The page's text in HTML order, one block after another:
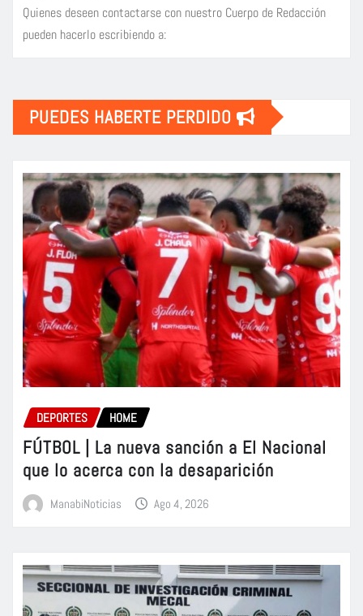
Quienes deseen contactarse con nuestro Cuerpo de Redacción
pueden hacerlo escribiendo a:
PUEDES HABERTE PERDIDO
DEPORTES HOME
FÚTBOL | La nueva sanción a El Nacional
que lo acerca con la desaparición
ManabiNoticias Ago 4, 2026